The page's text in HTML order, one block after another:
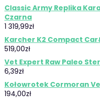
Classic Army Replika
Czarna
1 319,99zł
Karcher K2 Compact
519,00zł
Vet Expert Raw Paleo
6,39zł
Kołowrotek Cormoran
194,00zł